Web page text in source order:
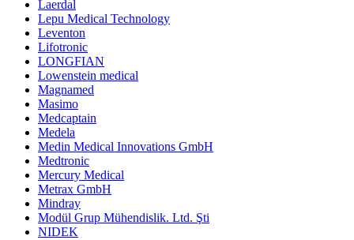
Laerdal
Lepu Medical Technology
Leventon
Lifotronic
LONGFIAN
Lowenstein medical
Magnamed
Masimo
Medcaptain
Medela
Medin Medical Innovations GmbH
Medtronic
Mercury Medical
Metrax GmbH
Mindray
Modül Grup Mühendislik. Ltd. Şti
NIDEK